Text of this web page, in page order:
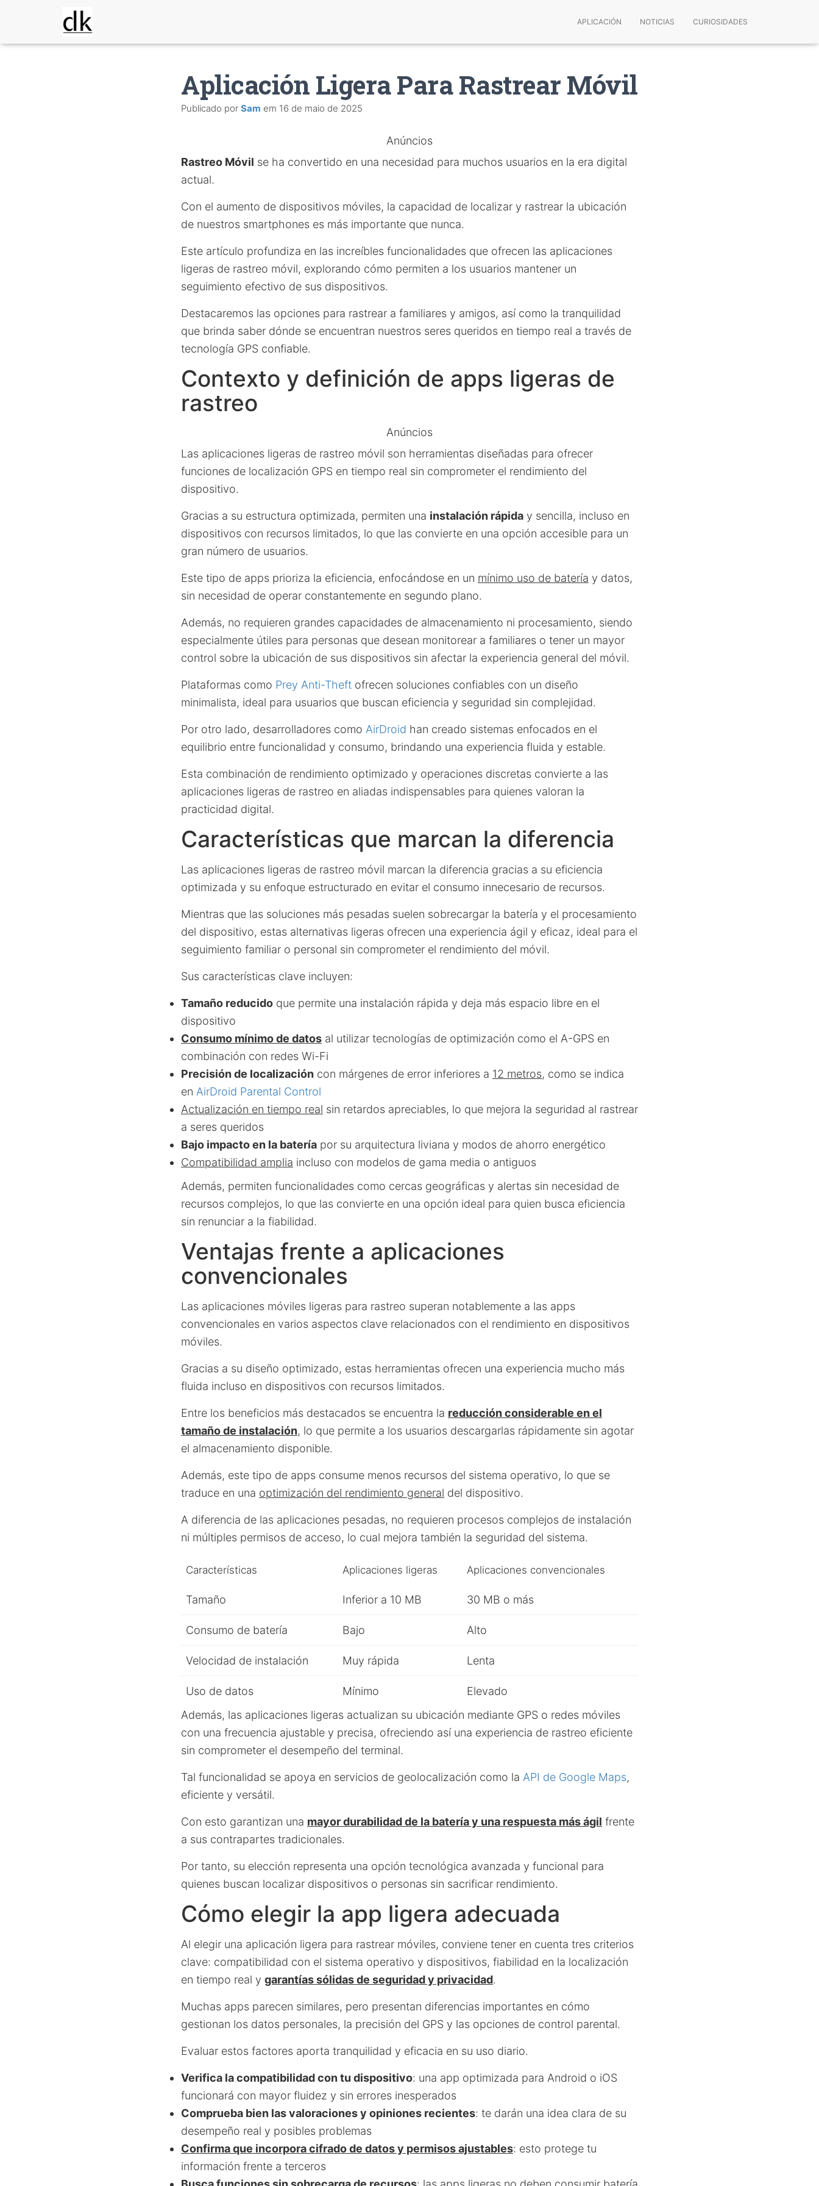
APLICACIÓN NOTICIAS CURIOSIDADES
Aplicación Ligera Para Rastrear Móvil
Publicado por Sam em 16 de maio de 2025
Anúncios
Rastreo Móvil se ha convertido en una necesidad para muchos usuarios en la era digital
actual.
Con el aumento de dispositivos móviles, la capacidad de localizar y rastrear la ubicación
de nuestros smartphones es más importante que nunca.
Este artículo profundiza en las increíbles funcionalidades que ofrecen las aplicaciones
ligeras de rastreo móvil, explorando cómo permiten a los usuarios mantener un
seguimiento efectivo de sus dispositivos.
Destacaremos las opciones para rastrear a familiares y amigos, así como la tranquilidad
que brinda saber dónde se encuentran nuestros seres queridos en tiempo real a través de
tecnología GPS confiable.
Contexto y definición de apps ligeras de
rastreo
Anúncios
Las aplicaciones ligeras de rastreo móvil son herramientas diseñadas para ofrecer
funciones de localización GPS en tiempo real sin comprometer el rendimiento del
dispositivo.
Gracias a su estructura optimizada, permiten una instalación rápida y sencilla, incluso en
dispositivos con recursos limitados, lo que las convierte en una opción accesible para un
gran número de usuarios.
Este tipo de apps prioriza la eficiencia, enfocándose en un mínimo uso de batería y datos,
sin necesidad de operar constantemente en segundo plano.
Además, no requieren grandes capacidades de almacenamiento ni procesamiento, siendo
especialmente útiles para personas que desean monitorear a familiares o tener un mayor
control sobre la ubicación de sus dispositivos sin afectar la experiencia general del móvil.
Plataformas como Prey Anti-Theft ofrecen soluciones confiables con un diseño
minimalista, ideal para usuarios que buscan eficiencia y seguridad sin complejidad.
Por otro lado, desarrolladores como AirDroid han creado sistemas enfocados en el
equilibrio entre funcionalidad y consumo, brindando una experiencia fluida y estable.
Esta combinación de rendimiento optimizado y operaciones discretas convierte a las
aplicaciones ligeras de rastreo en aliadas indispensables para quienes valoran la
practicidad digital.
Características que marcan la diferencia
Las aplicaciones ligeras de rastreo móvil marcan la diferencia gracias a su eficiencia
optimizada y su enfoque estructurado en evitar el consumo innecesario de recursos.
Mientras que las soluciones más pesadas suelen sobrecargar la batería y el procesamiento
del dispositivo, estas alternativas ligeras ofrecen una experiencia ágil y eficaz, ideal para el
seguimiento familiar o personal sin comprometer el rendimiento del móvil.
Sus características clave incluyen:
Tamaño reducido que permite una instalación rápida y deja más espacio libre en el
dispositivo
Consumo mínimo de datos al utilizar tecnologías de optimización como el A-GPS en
combinación con redes Wi-Fi
Precisión de localización con márgenes de error inferiores a 12 metros, como se indica
en AirDroid Parental Control
Actualización en tiempo real sin retardos apreciables, lo que mejora la seguridad al rastrear
a seres queridos
Bajo impacto en la batería por su arquitectura liviana y modos de ahorro energético
Compatibilidad amplia incluso con modelos de gama media o antiguos
Además, permiten funcionalidades como cercas geográficas y alertas sin necesidad de
recursos complejos, lo que las convierte en una opción ideal para quien busca eficiencia
sin renunciar a la fiabilidad.
Ventajas frente a aplicaciones
convencionales
Las aplicaciones móviles ligeras para rastreo superan notablemente a las apps
convencionales en varios aspectos clave relacionados con el rendimiento en dispositivos
móviles.
Gracias a su diseño optimizado, estas herramientas ofrecen una experiencia mucho más
fluida incluso en dispositivos con recursos limitados.
Entre los beneficios más destacados se encuentra la reducción considerable en el
tamaño de instalación, lo que permite a los usuarios descargarlas rápidamente sin agotar
el almacenamiento disponible.
Además, este tipo de apps consume menos recursos del sistema operativo, lo que se
traduce en una optimización del rendimiento general del dispositivo.
A diferencia de las aplicaciones pesadas, no requieren procesos complejos de instalación
ni múltiples permisos de acceso, lo cual mejora también la seguridad del sistema.
Características Aplicaciones ligeras Aplicaciones convencionales
Tamaño Inferior a 10 MB 30 MB o más
Consumo de batería Bajo Alto
Velocidad de instalación Muy rápida Lenta
Uso de datos Mínimo
Elevado
Además, las aplicaciones ligeras actualizan su ubicación mediante GPS o redes móviles
con una frecuencia ajustable y precisa, ofreciendo así una experiencia de rastreo eficiente
sin comprometer el desempeño del terminal.
Tal funcionalidad se apoya en servicios de geolocalización como la API de Google Maps,
eficiente y versátil.
Con esto garantizan una mayor durabilidad de la batería y una respuesta más ágil frente
a sus contrapartes tradicionales.
Por tanto, su elección representa una opción tecnológica avanzada y funcional para
quienes buscan localizar dispositivos o personas sin sacrificar rendimiento.
Cómo elegir la app ligera adecuada
Al elegir una aplicación ligera para rastrear móviles, conviene tener en cuenta tres criterios
clave: compatibilidad con el sistema operativo y dispositivos, fiabilidad en la localización
en tiempo real y garantías sólidas de seguridad y privacidad.
Muchas apps parecen similares, pero presentan diferencias importantes en cómo
gestionan los datos personales, la precisión del GPS y las opciones de control parental.
Evaluar estos factores aporta tranquilidad y eficacia en su uso diario.
Verifica la compatibilidad con tu dispositivo: una app optimizada para Android o iOS
funcionará con mayor fluidez y sin errores inesperados
Comprueba bien las valoraciones y opiniones recientes: te darán una idea clara de su
desempeño real y posibles problemas
Confirma que incorpora cifrado de datos y permisos ajustables: esto protege tu
información frente a terceros